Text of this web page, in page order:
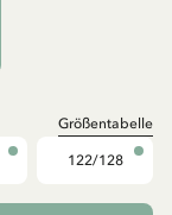
Größentabelle
122/128